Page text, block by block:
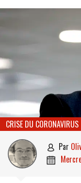
CRISE DU CORONAVIRUS
 par
